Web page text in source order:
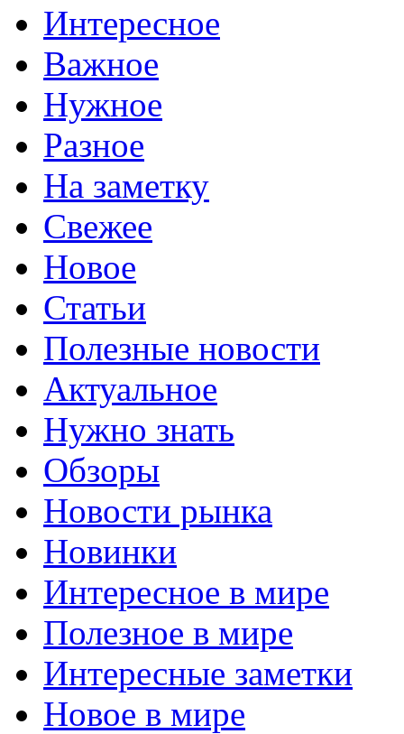
Интересное
Важное
Нужное
Разное
На заметку
Свежее
Новое
Статьи
Полезные новости
Актуальное
Нужно знать
Обзоры
Новости рынка
Новинки
Интересное в мире
Полезное в мире
Интересные заметки
Новое в мире